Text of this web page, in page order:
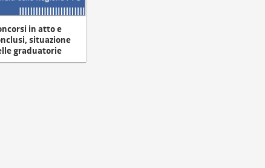
in atto e
situazione
graduatorie